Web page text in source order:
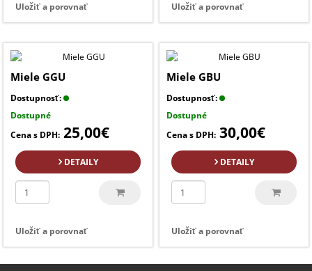
Uložiť a porovnať Uložiť a porovnať
Miele GGU
Dostupnosť:
Dostupné
Cena s DPH: 25,00€
DETAILY
Uložiť a porovnať
Miele GBU
Dostupnosť:
Dostupné
Cena s DPH: 30,00€
DETAILY
Uložiť a porovnať